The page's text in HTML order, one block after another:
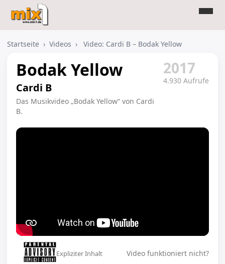
Startseite › Videos › Video: Cardi B – Bodak Yellow
Bodak Yellow
Cardi B
Das Musikvideo „Bodak Yellow“ von Cardi
B.
2017
4.930 Aufrufe
Expliziter Inhalt Video funktioniert nicht?